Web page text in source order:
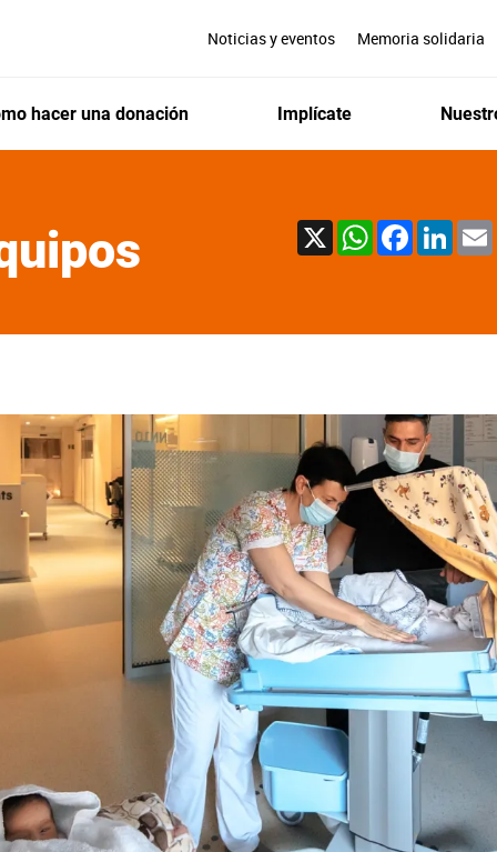
Noticias y eventos Memoria solidaria
hacer una donación Implícate
X WhatsAppFacebook